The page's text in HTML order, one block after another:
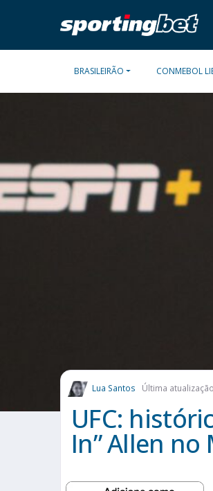
BRASILEIRÃO CONMEBOL
Lua Santos Última
UFC:
In” Allen no